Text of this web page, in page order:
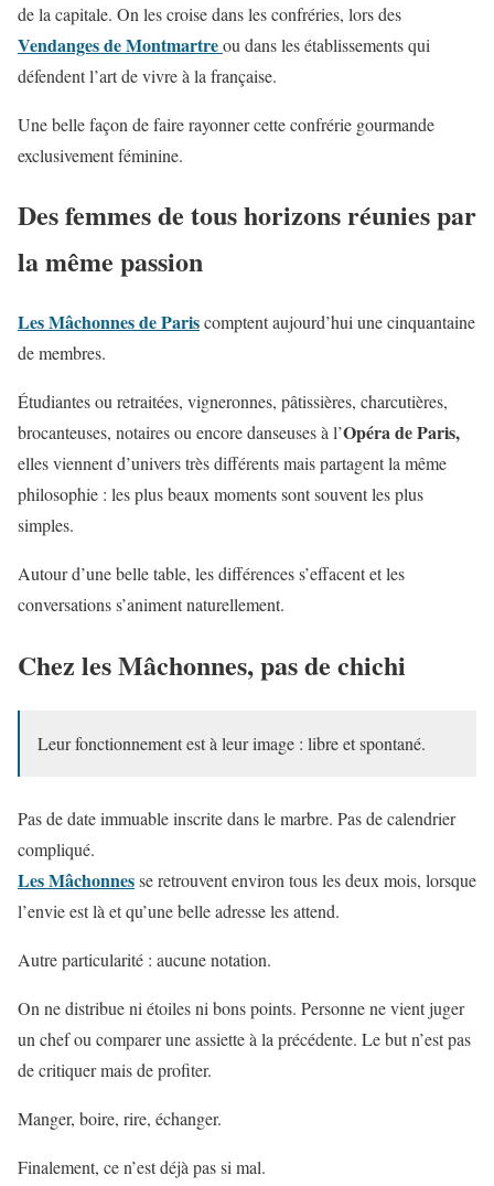
de la capitale. On les croise dans les confréries, lors des
Vendanges de Montmartreou dans les établissements qui
défendent l’art de vivre à la française.
Une belle façon de faire rayonner cette confrérie gourmande
exclusivement féminine.
Des femmes de tous horizons réunies par
la même passion
Les Mâchonnes de Pariscomptent aujourd’hui une cinquantaine
de membres.
Étudiantes ou retraitées, vigneronnes, pâtissières, charcutières,
brocanteuses, notaires ou encore danseuses à l’Opéra de Paris,
elles viennent d’univers très différents mais partagent la même
philosophie : les plus beaux moments sont souvent les plus
simples.
Autour d’une belle table, les différences s’effacent et les
conversations s’animent naturellement.
Chez les Mâchonnes, pas de chichi
Leur fonctionnement est à leur image : libre et spontané.
Pas de date immuable inscrite dans le marbre. Pas de calendrier
compliqué.
Les Mâchonnesse retrouvent environ tous les deux mois, lorsque
l’envie est là et qu’une belle adresse les attend.
Autre particularité : aucune notation.
On ne distribue ni étoiles ni bons points. Personne ne vient juger
un chef ou comparer une assiette à la précédente. Le but n’est pas
de critiquer mais de profiter.
Manger, boire, rire, échanger.
Finalement, ce n’est déjà pas si mal.